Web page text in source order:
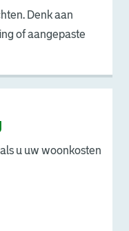
Denk aan
of aangepaste
u uw woonkosten